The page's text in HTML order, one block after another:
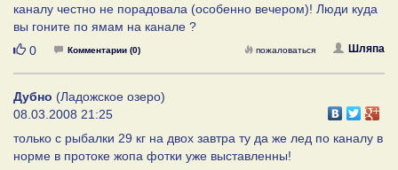
каналу честно не порадовала (особенно вечером)! Люди куда
вы гоните по ямам на канале ?
Нравится
0 Комментарии (0) Шляпа
пожаловаться
Дубно (Ладожское озеро)
08.03.2008 21:25
только с рыбалки 29 кг на двох завтра ту да же лед по каналу в
норме в протоке жопа фотки уже выставленны!